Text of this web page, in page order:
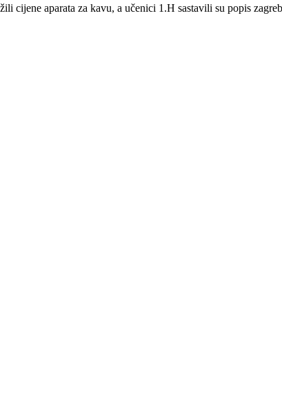
cijene aparata za kavu, a učenici 1.H sastavili su popis